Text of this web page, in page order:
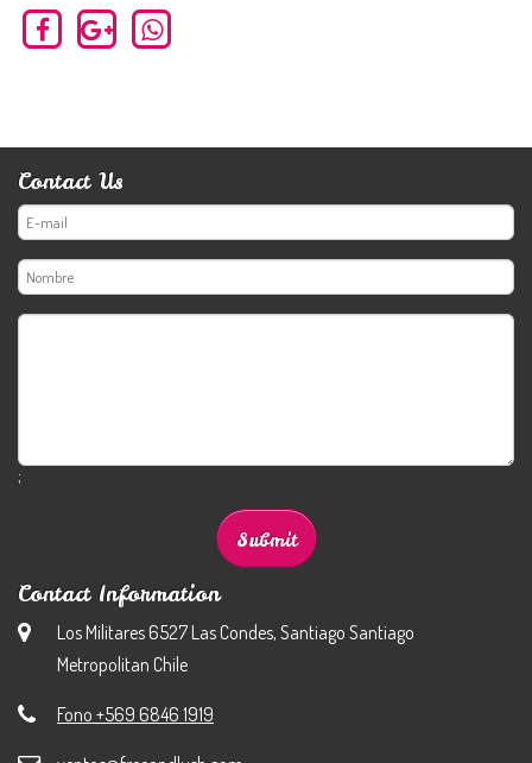
Contact Us
;
Contact Information
Los Militares 6527 Las Condes, Santiago Santiago
Metropolitan Chile
Fono +569 6846 1919